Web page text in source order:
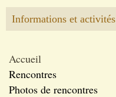
Informations et activités
Accueil
Rencontres
Photos de rencontres